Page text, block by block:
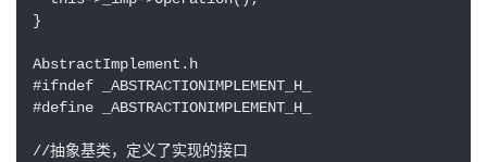
}
AbstractImplement.h
#ifndef _ABSTRACTIONIMPLEMENT_H_
#define _ABSTRACTIONIMPLEMENT_H_
//抽象基类，定义了实现的接口